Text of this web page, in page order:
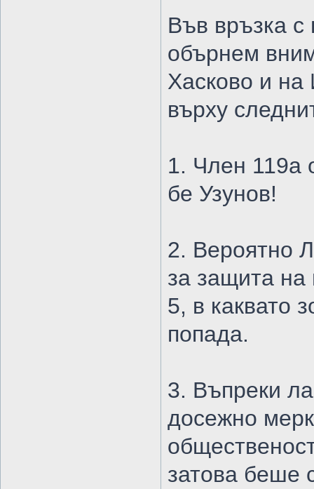
Във връзка с
обърнем
Хасково и на
върху
1. Член 119а
бе Узунов!
2. Вероятно
за защита на
5, в каквато
попада.
3. Въпреки
досежно
затова беше